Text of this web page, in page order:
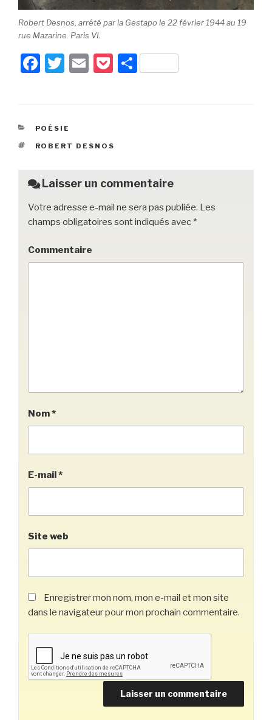
Robert Desnos, arrêté par la Gestapo le 22 février 1944 au 19
rue Mazarine. Paris VI.
F
e
b
o
k
T
er
E
P
et
P
CATÉGORIES
POÉSIE
ÉTIQUETTES
ROBERT DESNOS
Laisser un commentaire
Votre adresse e-mail ne sera pas publiée. Les
champs obligatoires sont indiqués avec *
Commentaire
Nom*
E-mail *
Site web
Enregistrer mon nom, mon e-mail et mon site
dans le navigateur pour mon prochain commentaire.